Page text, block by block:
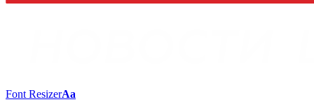
Font ResizerAa